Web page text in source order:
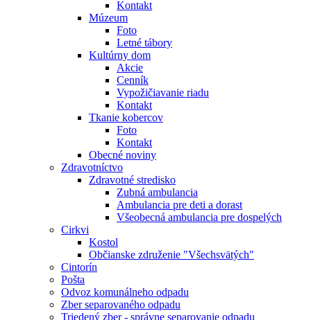
Kontakt
Múzeum
Foto
Letné tábory
Kultúrny dom
Akcie
Cenník
Vypožičiavanie riadu
Kontakt
Tkanie kobercov
Foto
Kontakt
Obecné noviny
Zdravotníctvo
Zdravotné stredisko
Zubná ambulancia
Ambulancia pre deti a dorast
Všeobecná ambulancia pre dospelých
Cirkvi
Kostol
Občianske združenie "Všechsvätých"
Cintorín
Pošta
Odvoz komunálneho odpadu
Zber separovaného odpadu
Triedený zber - správne separovanie odpadu